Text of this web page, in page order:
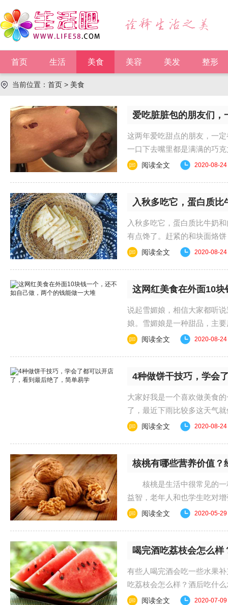
首页 生活 美食 美容 美发 整形
当前位置： 首页 > 美食
爱吃脏脏包的朋友们，
这两年爱吃甜点的朋友，一
一口下去嘴里都是满满的巧
巧克力的胃！ 今......
阅读全文 2020-08-24
入秋多吃它，蛋白质
入秋多吃它，蛋白质比牛奶
有点馋了。赶紧的和块面烙
嗨嗨，吃的时候忘记......
阅读全文 2020-08-24
这网红美食在外面10
说起雪媚娘，相信大家都听
娘。雪媚娘是一种甜品，主
值特别高。当然，除......
阅读全文 2020-08-24
4种做饼干技巧，学会
大家好我是一个喜欢做美食
了，最近下雨比较多这天气
雨，今年这8月的天......
阅读全文 2020-08-24
核桃有哪些营养价值？
核桃是生活中很常见的一
益智，老年人和也学生吃对
桃的好处吧！ ......
阅读全文 2020-05-29
喝完酒吃荔枝会怎么样
有些人喝完酒会吃一些水果
吃荔枝会怎么样？酒后吃什
会怎么样？ 在少......
阅读全文 2020-07-09